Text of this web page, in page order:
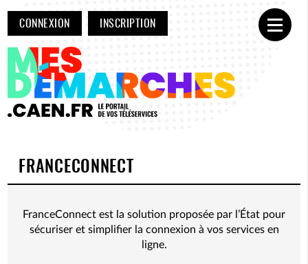
CONNEXION INSCRIPTION
Ouvrir
FRANCECONNECT
FranceConnect est la solution proposée par l’État pour
sécuriser et simplifier la connexion à vos services en
ligne.